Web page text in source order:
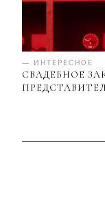
— ИНТЕРЕСНОЕ
СВАДЕБНОЕ